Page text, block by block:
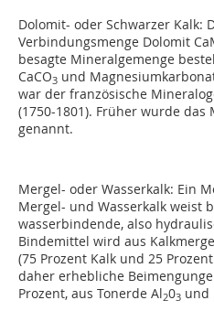
Dolomit- oder Schwarzer Kalk:
Verbindungsmenge Dolomit
besagte Mineralgemenge
CaCO3 und
war der französische
(1750-1801). Früher wurde
genannt.
Mergel- oder Wasserkalk: Ein
Mergel- und Wasserkalk weist
wasserbindende, also
Bindemittel wird aus
(75 Prozent Kalk und 25
daher erhebliche
Prozent, aus Tonerde Al203 und